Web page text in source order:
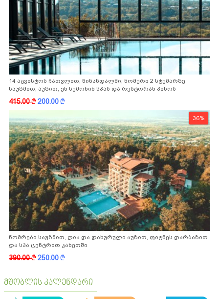
14 აგვისტოს ჩათვლით, წინანდალში, ნომერი 2 სტუმარზე
საუზმით, აუზით, ენ სემონინ სპას და რესტორან პინოს
415.00k200.00k
36%
ნომრები საუზმით, ღია და დახურული აუზით, ფიტნეს დარბაზით
და სპა ცენტრით კახეთში
390.00k250.00k
მშობლის კალენდარი